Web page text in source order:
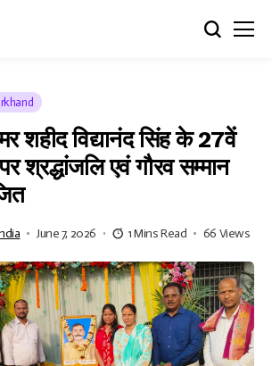
शहीद विद्यानंद सिंह के 27वें
श्रद्धांजलि एवं गौरव सम्मान
June 7, 2026 1 Mins Read 66 Views